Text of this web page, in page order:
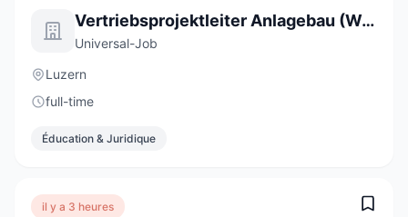
Vertriebsprojektleiter Anlagebau (Wasser) 100% (m/w/d)
Universal-Job
Luzern
full-time
Éducation & Juridique
il y a 3 heures